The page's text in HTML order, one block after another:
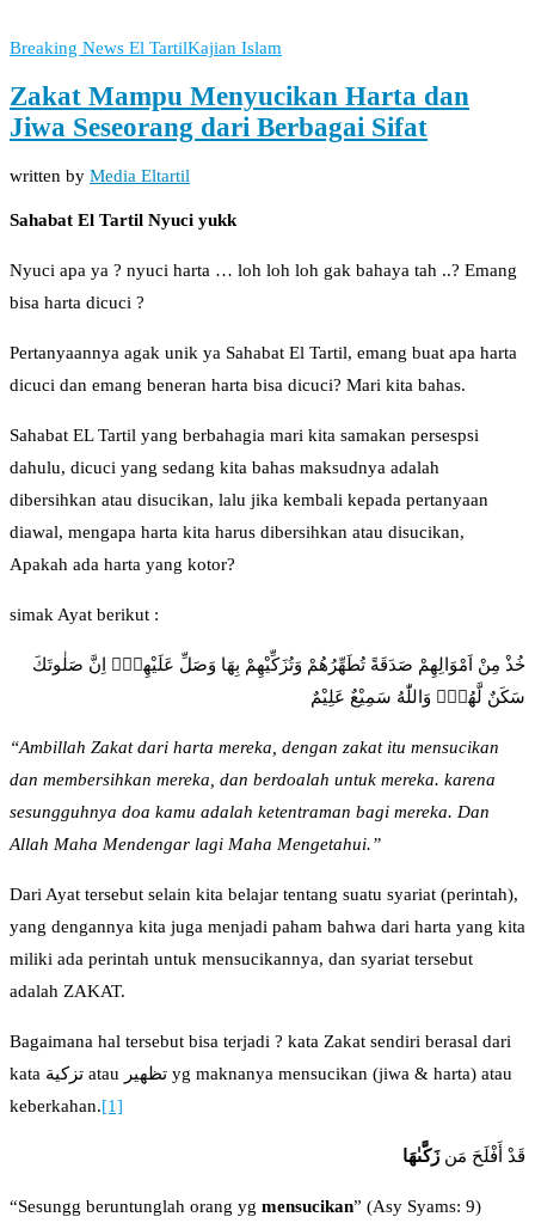
Breaking News El TartilKajian Islam
Zakat Mampu Menyucikan Harta dan
Jiwa Seseorang dari Berbagai Sifat
written by Media Eltartil
Sahabat El Tartil Nyuci yukk
Nyuci apa ya ? nyuci harta … loh loh loh gak bahaya tah ..? Emang
bisa harta dicuci ?
Pertanyaannya agak unik ya Sahabat El Tartil, emang buat apa harta
dicuci dan emang beneran harta bisa dicuci? Mari kita bahas.
Sahabat EL Tartil yang berbahagia mari kita samakan persespsi
dahulu, dicuci yang sedang kita bahas maksudnya adalah
dibersihkan atau disucikan, lalu jika kembali kepada pertanyaan
diawal, mengapa harta kita harus dibersihkan atau disucikan,
Apakah ada harta yang kotor?
simak Ayat berikut :
خُذْ مِنْ اَمْوَالِهِمْ صَدَقَةً تُطَهِّرُهُمْ وَتُزَكِّيْهِمْ بِهَا وَصَلِّ عَلَيْهِمْۗ اِنَّ صَلٰوتَكَ
سَكَنٌ لَّهُمْۗ وَاللّٰهُ سَمِيْعٌ عَلِيْمٌ
“Ambillah Zakat dari harta mereka, dengan zakat itu mensucikan
dan membersihkan mereka, dan berdoalah untuk mereka. karena
sesungguhnya doa kamu adalah ketentraman bagi mereka. Dan
Allah Maha Mendengar lagi Maha Mengetahui.”
Dari Ayat tersebut selain kita belajar tentang suatu syariat (perintah),
yang dengannya kita juga menjadi paham bahwa dari harta yang kita
miliki ada perintah untuk mensucikannya, dan syariat tersebut
adalah ZAKAT.
Bagaimana hal tersebut bisa terjadi ? kata Zakat sendiri berasal dari
kata تزكية atau تظهير yg maknanya mensucikan (jiwa & harta) atau
keberkahan.[1]
قَدْ أَفْلَحَ مَنزَكَّىٰهَا
“Sesungg beruntunglah orang yg mensucikan” (Asy Syams: 9)